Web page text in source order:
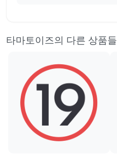
타마토이즈의 다른 상품들